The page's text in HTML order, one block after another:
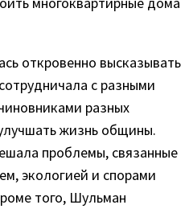
откровенно высказывать
с разными
разных
жизнь общины.
проблемы, связанные
экологией и спорами
того, Шульман